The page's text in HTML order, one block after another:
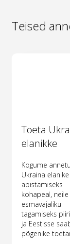
Teised
Toeta
elanikke
Kogume
Ukraina elanike
abistamiseks
kohapeal, neile
esmavajaliku
tagamiseks
ja Eestisse
põgenike